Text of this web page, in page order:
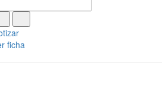
ficha